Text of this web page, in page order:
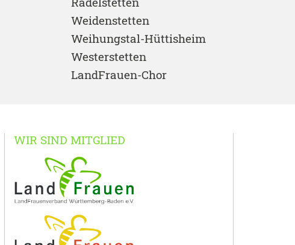
Weidenstetten
Weihungstal-Hüttisheim
Westerstetten
LandFrauen-Chor
WIR SIND MITGLIED